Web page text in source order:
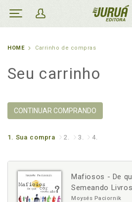
HOME Carrinho de compras
Seu carrinho
CONTINUAR COMPRANDO
1. Sua compra 2. 3. 4.
Mafiosos - De
Semeando Livros
Moysés Paciornik